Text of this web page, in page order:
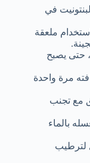
في
ملعقة
حتى يصبح
مرة واحدة
مع تجنب
اغسله بالماء
لترطيب